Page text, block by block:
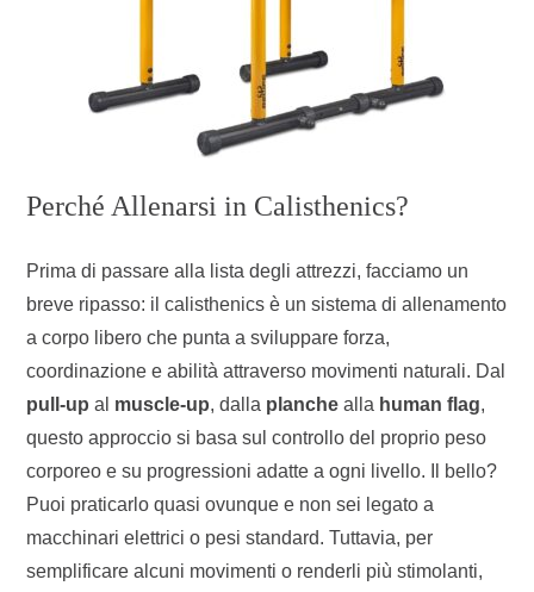
Perché Allenarsi in Calisthenics?
Prima di passare alla lista degli attrezzi, facciamo un
breve ripasso: il calisthenics è un sistema di allenamento
a corpo libero che punta a sviluppare forza,
coordinazione e abilità attraverso movimenti naturali. Dal
pull-up al muscle-up, dalla planche alla human flag,
questo approccio si basa sul controllo del proprio peso
corporeo e su progressioni adatte a ogni livello. Il bello?
Puoi praticarlo quasi ovunque e non sei legato a
macchinari elettrici o pesi standard. Tuttavia, per
semplificare alcuni movimenti o renderli più stimolanti,